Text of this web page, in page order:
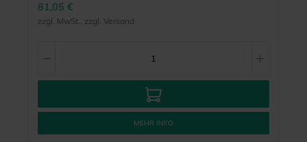
81,05 €
zzgl. MwSt., zzgl. Versand
MEHR INFO